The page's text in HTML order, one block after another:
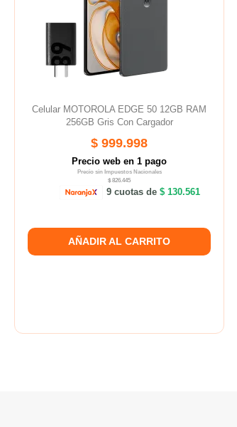
Celular MOTOROLA EDGE 50 12GB RAM
256GB Gris Con Cargador
$ 999.998
Precio web en 1 pago
Precio sin Impuestos Nacionales
$ 826.445
9 cuotas de $ 130.561
AÑADIR AL CARRITO